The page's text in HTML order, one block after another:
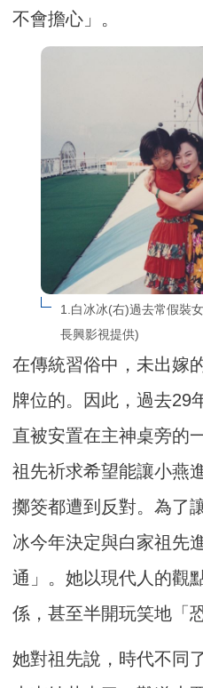
不會擔心」。
1.白冰冰(右)過去常假裝
長興影視提供)
在傳統習俗中，未出嫁
牌位的。因此，過去29
直被安置在主神桌旁的
祖先祈求希望能讓小燕
擲筊都遭到反對。為了
冰今年決定與白家祖先
通」。她以現代人的觀
係，甚至半開玩笑地「
她對祖先說，時代不同